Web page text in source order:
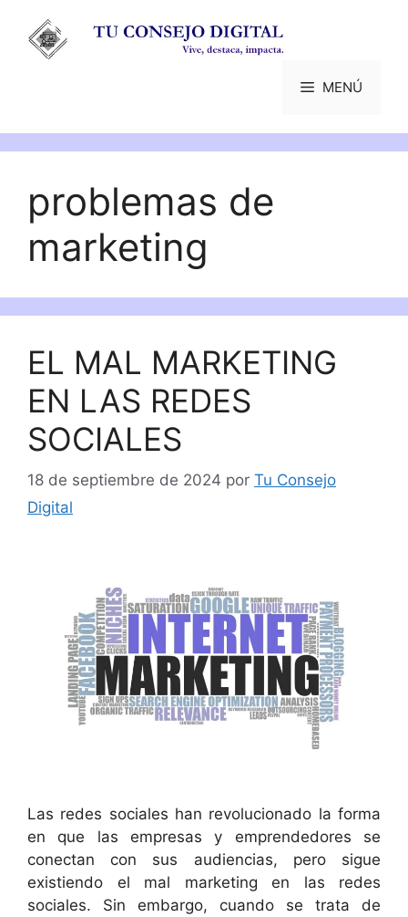
contenido
MENÚ
problemas de
marketing
EL MAL MARKETING
EN LAS REDES
SOCIALES
18 de septiembre de 2024 por Tu Consejo
Digital
Las redes sociales han revolucionado la forma
en que las empresas y emprendedores se
conectan con sus audiencias, pero sigue
existiendo el mal marketing en las redes
sociales. Sin embargo, cuando se trata de